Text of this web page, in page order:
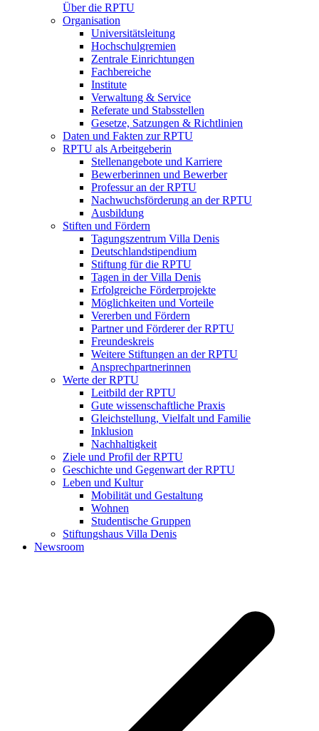
Über die RPTU
Organisation
Universitätsleitung
Hochschulgremien
Zentrale Einrichtungen
Fachbereiche
Institute
Verwaltung & Service
Referate und Stabsstellen
Gesetze, Satzungen & Richtlinien
Daten und Fakten zur RPTU
RPTU als Arbeitgeberin
Stellenangebote und Karriere
Bewerberinnen und Bewerber
Professur an der RPTU
Nachwuchsförderung an der RPTU
Ausbildung
Stiften und Fördern
Tagungszentrum Villa Denis
Deutschlandstipendium
Stiftung für die RPTU
Tagen in der Villa Denis
Erfolgreiche Förderprojekte
Möglichkeiten und Vorteile
Vererben und Fördern
Partner und Förderer der RPTU
Freundeskreis
Weitere Stiftungen an der RPTU
Ansprechpartnerinnen
Werte der RPTU
Leitbild der RPTU
Gute wissenschaftliche Praxis
Gleichstellung, Vielfalt und Familie
Inklusion
Nachhaltigkeit
Ziele und Profil der RPTU
Geschichte und Gegenwart der RPTU
Leben und Kultur
Mobilität und Gestaltung
Wohnen
Studentische Gruppen
Stiftungshaus Villa Denis
Newsroom